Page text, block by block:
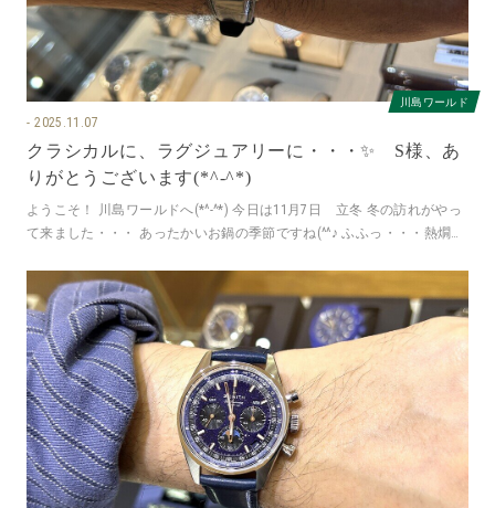
川島ワールド
2025.11.07
クラシカルに、ラグジュアリーに・・・✨ S様、あ
りがとうございます(*^-^*)
ようこそ！ 川島ワールドへ(*^-^*) 今日は11月7日 立冬 冬の訪れがやっ
て来ました・・・ あったかいお鍋の季節ですね(^^♪ ふふっ・・・熱燗と